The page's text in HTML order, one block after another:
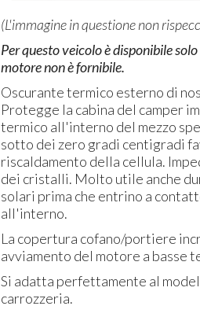
(L'immagine in questione non
Per questo veicolo è disponibile
motore non è fornibile.
Oscurante termico esterno di
Protegge la cabina del camper
termico all'interno del mezzo
sotto dei zero gradi centigradi
riscaldamento della cellula.
dei cristalli. Molto utile anche
solari prima che entrino a
all'interno.
La copertura cofano/portiere
avviamento del motore a basse
Si adatta perfettamente al
carrozzeria.